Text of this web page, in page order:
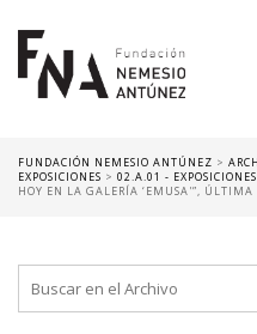
FUNDACIÓN NEMESIO ANTÚNEZ >
EXPOSICIONES > 02.A.01 - EXPOSICIONES
HOY EN LA GALERÍA ‘EMUSA'”,